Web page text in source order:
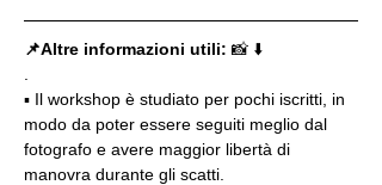
📌Altre informazioni utili: 📸 ⬇️
▪️ Il workshop è studiato per pochi iscritti, in
modo da poter essere seguiti meglio dal
fotografo e avere maggior libertà di
manovra durante gli scatti.